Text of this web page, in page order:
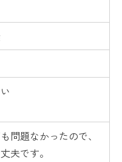
問題なかったので、
夫です。